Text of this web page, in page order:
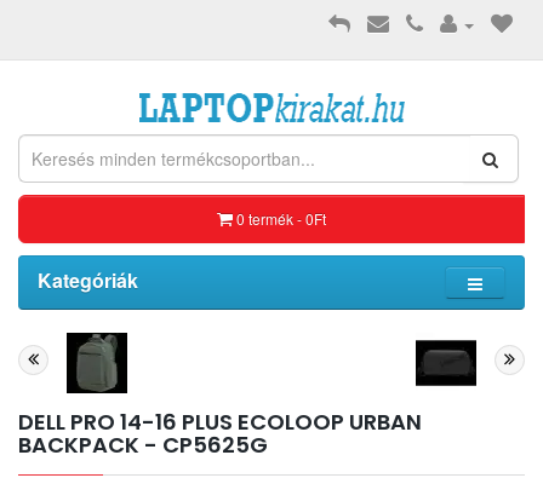
0 termék - 0Ft
Kategóriák
DELL PRO 14-16 PLUS ECOLOOP URBAN
BACKPACK - CP5625G